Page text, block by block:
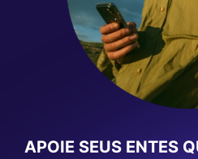
APOIE SEUS ENTES